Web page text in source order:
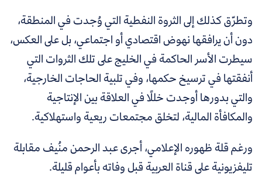
وتطرّق كذلك إلى الثروة النفطية التي وُجدت في المنطقة،
دون أن يرافقها نهوض اقتصادي أو اجتماعي، بل على العكس،
سيطرت الأسر الحاكمة في الخليج على تلك الثروات التي
أنفقتها في ترسيخ حكمها، وفي تلبية الحاجات الخارجية،
والتي بدورها أوجدت خللًا في العلاقة بين الإنتاجية
والمكافأة المالية، لتخلق مجتمعات ريعية واستهلاكية.
ورغم قلة ظهوره الإعلامي، أجرى عبد الرحمن منُيف مقابلة
تليفزيونية على قناة العربية قبل وفاته بأعوام قليلة.